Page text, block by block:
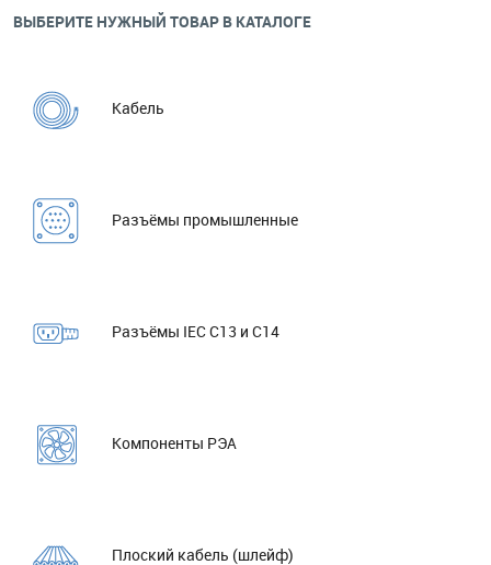
ВЫБЕРИТЕ НУЖНЫЙ ТОВАР В КАТАЛОГЕ
Кабель
Разъёмы промышленные
Разъёмы IEC C13 и C14
Компоненты РЭА
Плоский кабель (шлейф)